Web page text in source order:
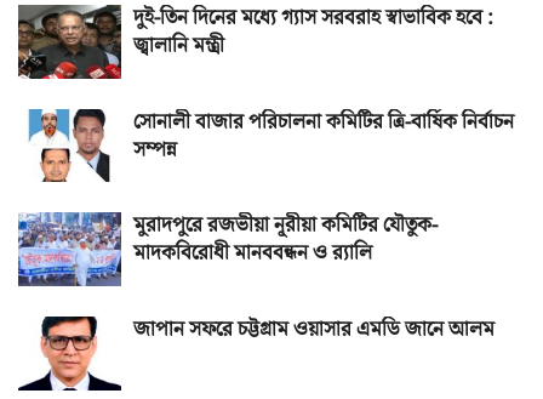
দুই-তিন দিনের মধ্যে গ্যাস সরবরাহ স্বাভাবিক হবে :
জ্বালানি মন্ত্রী
সোনালী বাজার পরিচালনা কমিটির ত্রি-বার্ষিক নির্বাচন
সম্পন্ন
মুরাদপুরে রজভীয়া নূরীয়া কমিটির যৌতুক-
মাদকবিরোধী মানববন্ধন ও র‌্যালি
জাপান সফরে চট্টগ্রাম ওয়াসার এমডি জানে আলম